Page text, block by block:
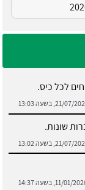
לכל כיס.
2026, בשעה 13:03
שונות.
2026, בשעה 13:02
01/2026, בשעה 14:37